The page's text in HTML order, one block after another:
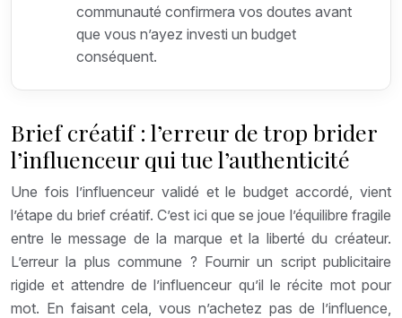
communauté confirmera vos doutes avant
que vous n’ayez investi un budget
conséquent.
Brief créatif : l’erreur de trop brider
l’influenceur qui tue l’authenticité
Une fois l’influenceur validé et le budget accordé, vient
l’étape du brief créatif. C’est ici que se joue l’équilibre fragile
entre le message de la marque et la liberté du créateur.
L’erreur la plus commune ? Fournir un script publicitaire
rigide et attendre de l’influenceur qu’il le récite mot pour
mot. En faisant cela, vous n’achetez pas de l’influence,